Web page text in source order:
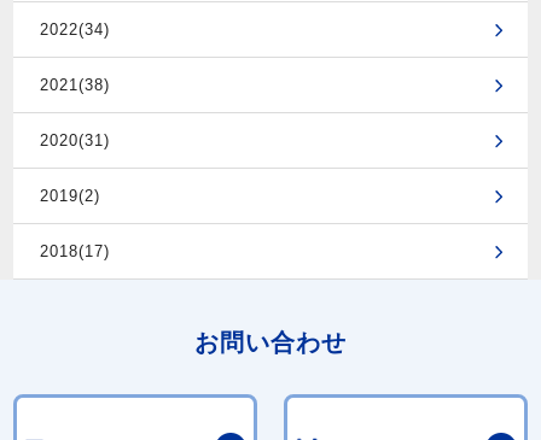
2022(34)
2021(38)
2020(31)
2019(2)
2018(17)
お問い合わせ